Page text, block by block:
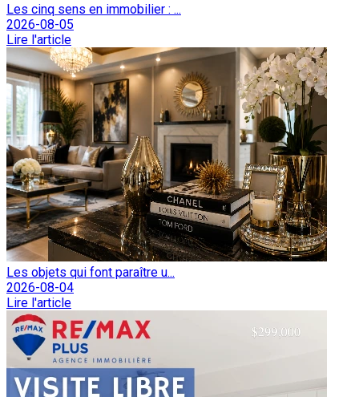
Les cinq sens en immobilier : ...
2026-08-05
Lire l'article
Les objets qui font paraître u...
2026-08-04
Lire l'article